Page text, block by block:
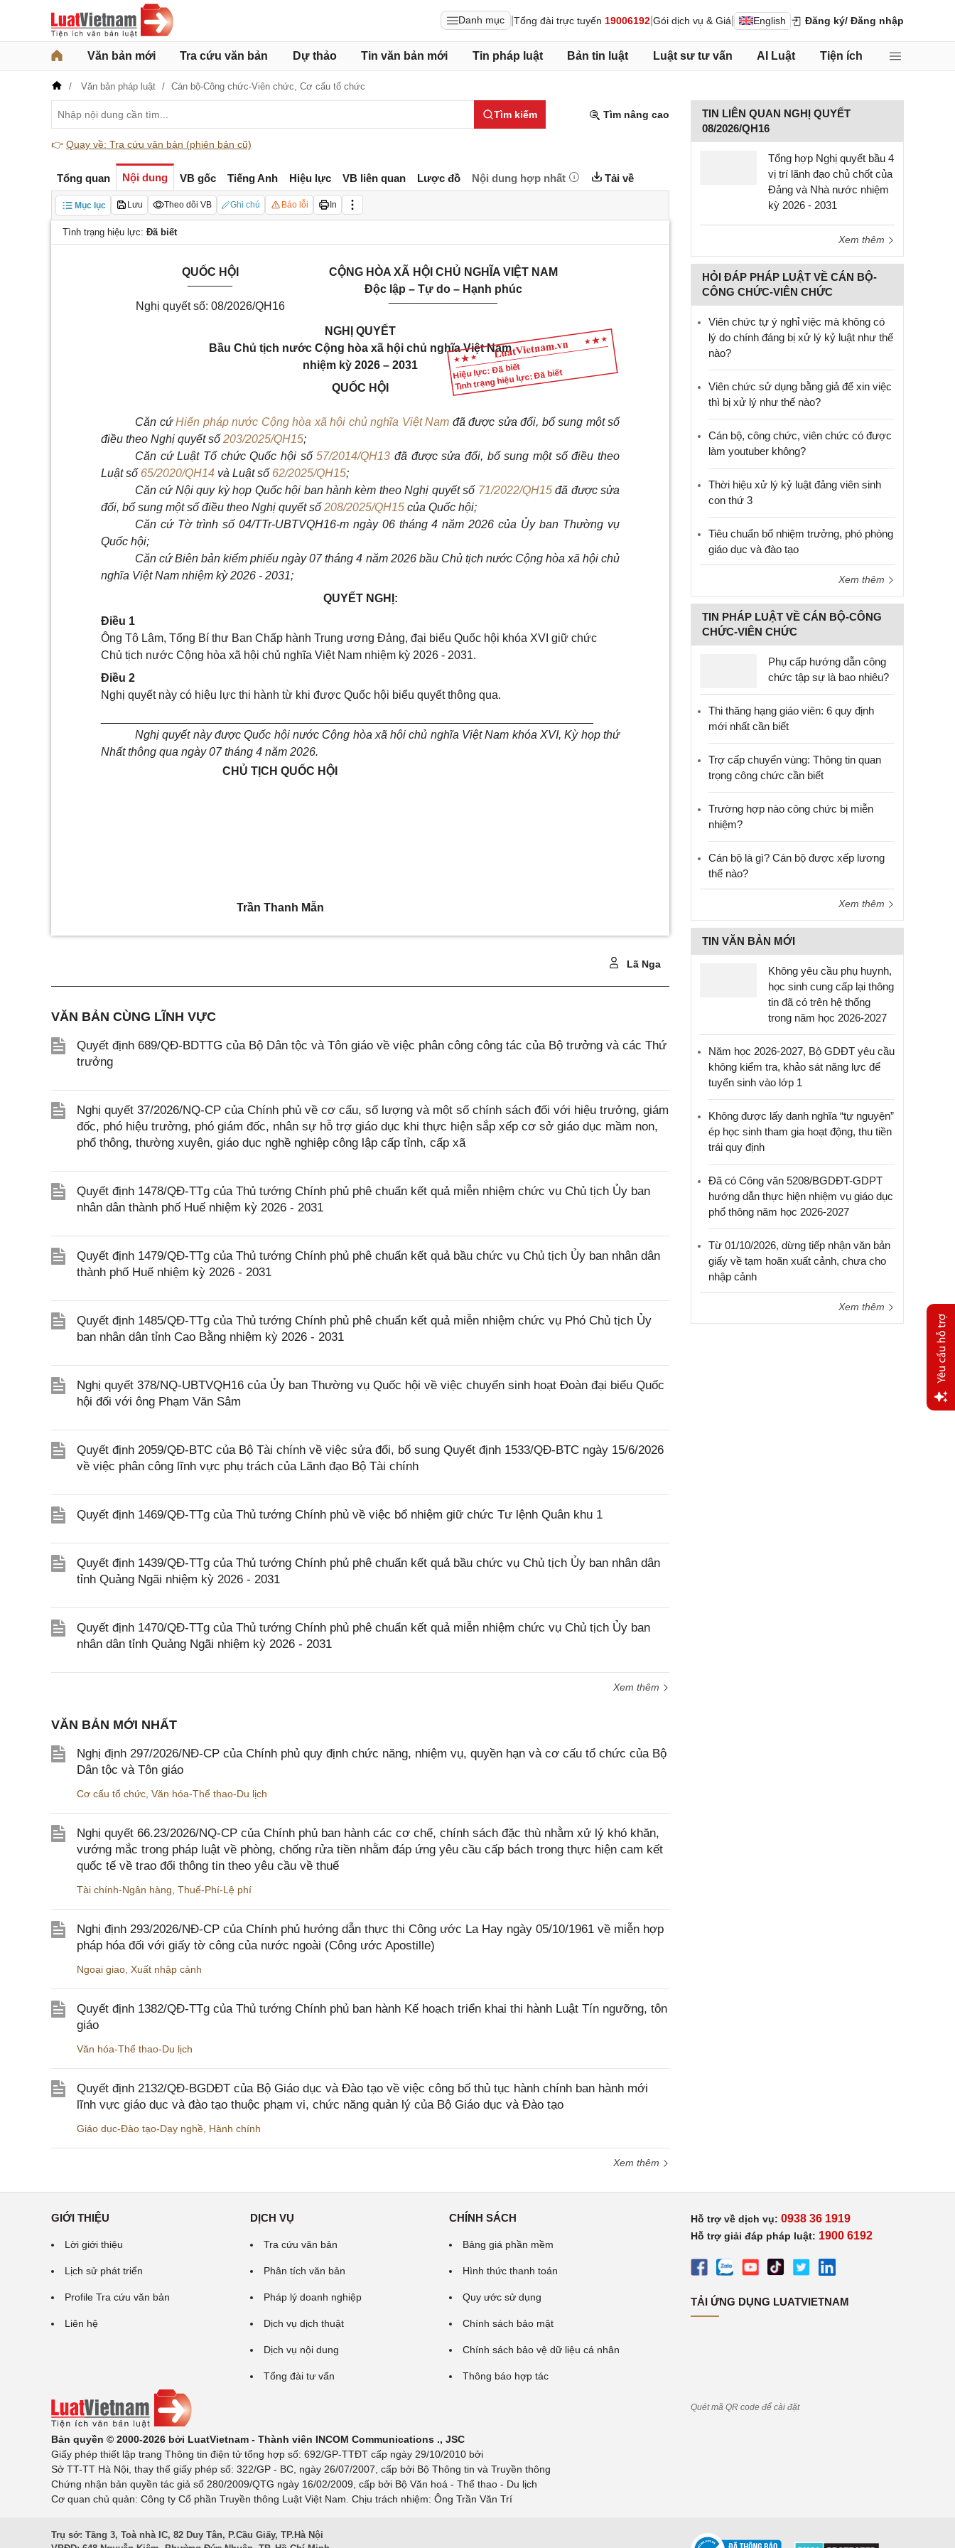
Danh mục Tổng đài trực tuyến 19006192 Gói dịch vụ & Giá English Đăng ký/ Đăng nhập
Văn bản mới Tra cứu văn bản Dự thảo Tin văn bản mới Tin pháp luật Bản tin luật Luật sư tư vấn AI Luật Tiện ích
Văn bản pháp luật Cán bộ-Công chức-Viên chức, Cơ cấu tổ chức
Tìm kiếm Tìm nâng cao
👉 Quay về: Tra cứu văn bản (phiên bản cũ)
Tổng quan Nội dung VB gốc Tiếng Anh Hiệu lực VB liên quan Lược đồ Nội dung hợp nhất Tải về
Mục lục Lưu Theo dõi VB Ghi chú Báo lỗi In
Tình trạng hiệu lực: Đã biết
Hiệu lực: Đã biết
Tình trạng hiệu lực: Đã biết
QUỐC HỘI
_______
Nghị quyết số: 08/2026/QH16
CỘNG HÒA XÃ HỘI CHỦ NGHĨA VIỆT NAM
Độc lập – Tự do – Hạnh phúc
_________________
NGHỊ QUYẾT
Bầu Chủ tịch nước Cộng hòa xã hội chủ nghĩa Việt Nam
nhiệm kỳ 2026 – 2031
QUỐC HỘI
Căn cứHiến pháp nước Cộng hòa xã hội chủ nghĩa Việt Nam đã được sửa đổi, bổ sung một số
điều theo Nghị quyết số 203/2025/QH15;
Căn cứ Luật Tổ chức Quốc hội số57/2014/QH13 đã được sửa đổi, bổ sung một số điều theo
Luật số 65/2020/QH14 và Luật số 62/2025/QH15;
Căn cứ Nội quy kỳ họp Quốc hội ban hành kèm theo Nghị quyết số 71/2022/QH15đã được sửa
đổi, bổ sung một số điều theo Nghị quyết số 208/2025/QH15 của Quốc hội;
Căn cứ Tờ trình số 04/TTr-UBTVQH16-m ngày 06 tháng 4 năm 2026 của Ủy ban Thường vụ
Quốc hội;
Căn cứ Biên bản kiểm phiếu ngày 07 tháng 4 năm 2026 bầu Chủ tịch nước Cộng hòa xã hội chủ
nghĩa Việt Nam nhiệm kỳ 2026 - 2031;
QUYẾT NGHỊ:
Điều 1
Ông Tô Lâm, Tổng Bí thư Ban Chấp hành Trung ương Đảng, đại biểu Quốc hội khóa XVI giữ chức
Chủ tịch nước Cộng hòa xã hội chủ nghĩa Việt Nam nhiệm kỳ 2026 - 2031.
Điều 2
Nghị quyết này có hiệu lực thi hành từ khi được Quốc hội biểu quyết thông qua.
Nghị quyết này được Quốc hội nước Cộng hòa xã hội chủ nghĩa Việt Nam khóa XVI, Kỳ họp thứ
Nhất thông qua ngày 07 tháng 4 năm 2026.
CHỦ TỊCH QUỐC HỘI
Trần Thanh Mẫn
Lã Nga
VĂN BẢN CÙNG LĨNH VỰC
Quyết định 689/QĐ-BDTTG của Bộ Dân tộc và Tôn giáo về việc phân công công tác của Bộ trưởng và các Thứ
trưởng
Nghị quyết 37/2026/NQ-CP của Chính phủ về cơ cấu, số lượng và một số chính sách đối với hiệu trưởng, giám
đốc, phó hiệu trưởng, phó giám đốc, nhân sự hỗ trợ giáo dục khi thực hiện sắp xếp cơ sở giáo dục mầm non,
phổ thông, thường xuyên, giáo dục nghề nghiệp công lập cấp tỉnh, cấp xã
Quyết định 1478/QĐ-TTg của Thủ tướng Chính phủ phê chuẩn kết quả miễn nhiệm chức vụ Chủ tịch Ủy ban
nhân dân thành phố Huế nhiệm kỳ 2026 - 2031
Quyết định 1479/QĐ-TTg của Thủ tướng Chính phủ phê chuẩn kết quả bầu chức vụ Chủ tịch Ủy ban nhân dân
thành phố Huế nhiệm kỳ 2026 - 2031
Quyết định 1485/QĐ-TTg của Thủ tướng Chính phủ phê chuẩn kết quả miễn nhiệm chức vụ Phó Chủ tịch Ủy
ban nhân dân tỉnh Cao Bằng nhiệm kỳ 2026 - 2031
Nghị quyết 378/NQ-UBTVQH16 của Ủy ban Thường vụ Quốc hội về việc chuyển sinh hoạt Đoàn đại biểu Quốc
hội đối với ông Phạm Văn Sâm
Quyết định 2059/QĐ-BTC của Bộ Tài chính về việc sửa đổi, bổ sung Quyết định 1533/QĐ-BTC ngày 15/6/2026
về việc phân công lĩnh vực phụ trách của Lãnh đạo Bộ Tài chính
Quyết định 1469/QĐ-TTg của Thủ tướng Chính phủ về việc bổ nhiệm giữ chức Tư lệnh Quân khu 1
Quyết định 1439/QĐ-TTg của Thủ tướng Chính phủ phê chuẩn kết quả bầu chức vụ Chủ tịch Ủy ban nhân dân
tỉnh Quảng Ngãi nhiệm kỳ 2026 - 2031
Quyết định 1470/QĐ-TTg của Thủ tướng Chính phủ phê chuẩn kết quả miễn nhiệm chức vụ Chủ tịch Ủy ban
nhân dân tỉnh Quảng Ngãi nhiệm kỳ 2026 - 2031
Xem thêm
VĂN BẢN MỚI NHẤT
Nghị định 297/2026/NĐ-CP của Chính phủ quy định chức năng, nhiệm vụ, quyền hạn và cơ cấu tổ chức của Bộ
Dân tộc và Tôn giáo
Cơ cấu tổ chức Văn hóa-Thể thao-Du lịch
Nghị quyết 66.23/2026/NQ-CP của Chính phủ ban hành các cơ chế, chính sách đặc thù nhằm xử lý khó khăn,
vướng mắc trong pháp luật về phòng, chống rửa tiền nhằm đáp ứng yêu cầu cấp bách trong thực hiện cam kết
quốc tế về trao đổi thông tin theo yêu cầu về thuế
Tài chính-Ngân hàng Thuế-Phí-Lệ phí
Nghị định 293/2026/NĐ-CP của Chính phủ hướng dẫn thực thi Công ước La Hay ngày 05/10/1961 về miễn hợp
pháp hóa đối với giấy tờ công của nước ngoài (Công ước Apostille)
Ngoại giao Xuất nhập cảnh
Quyết định 1382/QĐ-TTg của Thủ tướng Chính phủ ban hành Kế hoạch triển khai thi hành Luật Tín ngưỡng, tôn
giáo
Văn hóa-Thể thao-Du lịch
Quyết định 2132/QĐ-BGDĐT của Bộ Giáo dục và Đào tạo về việc công bố thủ tục hành chính ban hành mới
lĩnh vực giáo dục và đào tạo thuộc phạm vi, chức năng quản lý của Bộ Giáo dục và Đào tạo
Giáo dục-Đào tạo-Dạy nghề Hành chính
Xem thêm
TIN LIÊN QUAN NGHỊ QUYẾT
08/2026/QH16
Tổng hợp Nghị quyết bầu 4
vị trí lãnh đạo chủ chốt của
Đảng và Nhà nước nhiệm
kỳ 2026 - 2031
Xem thêm
HỎI ĐÁP PHÁP LUẬT VỀ CÁN BỘ-
CÔNG CHỨC-VIÊN CHỨC
Viên chức tự ý nghỉ việc mà không có
lý do chính đáng bị xử lý kỷ luật như thế
nào?
Viên chức sử dụng bằng giả để xin việc
thì bị xử lý như thế nào?
Cán bộ, công chức, viên chức có được
làm youtuber không?
Thời hiệu xử lý kỷ luật đảng viên sinh
con thứ 3
Tiêu chuẩn bổ nhiệm trưởng, phó phòng
giáo dục và đào tạo
Xem thêm
TIN PHÁP LUẬT VỀ CÁN BỘ-CÔNG
CHỨC-VIÊN CHỨC
Phụ cấp hướng dẫn công
chức tập sự là bao nhiêu?
Thi thăng hạng giáo viên: 6 quy định
mới nhất cần biết
Trợ cấp chuyển vùng: Thông tin quan
trọng công chức cần biết
Trường hợp nào công chức bị miễn
nhiệm?
Cán bộ là gì? Cán bộ được xếp lương
thế nào?
Xem thêm
TIN VĂN BẢN MỚI
Không yêu cầu phụ huynh,
học sinh cung cấp lại thông
tin đã có trên hệ thống
trong năm học 2026-2027
Năm học 2026-2027, Bộ GDĐT yêu cầu
không kiểm tra, khảo sát năng lực để
tuyển sinh vào lớp 1
Không được lấy danh nghĩa “tự nguyện”
ép học sinh tham gia hoạt động, thu tiền
trái quy định
Đã có Công văn 5208/BGDĐT-GDPT
hướng dẫn thực hiện nhiệm vụ giáo dục
phổ thông năm học 2026-2027
Từ 01/10/2026, dừng tiếp nhận văn bản
giấy về tạm hoãn xuất cảnh, chưa cho
nhập cảnh
Xem thêm
GIỚI THIỆU
Lời giới thiệu
Lịch sử phát triển
Profile Tra cứu văn bản
Liên hệ
DỊCH VỤ
Tra cứu văn bản
Phân tích văn bản
Pháp lý doanh nghiệp
Dịch vụ dịch thuật
Dịch vụ nội dung
Tổng đài tư vấn
CHÍNH SÁCH
Bảng giá phần mềm
Hình thức thanh toán
Quy ước sử dụng
Chính sách bảo mật
Chính sách bảo vệ dữ liệu cá nhân
Thông báo hợp tác
Bản quyền © 2000-2026 bởi LuatVietnam - Thành viên INCOM Communications ., JSC
Giấy phép thiết lập trang Thông tin điện tử tổng hợp số: 692/GP-TTĐT cấp ngày 29/10/2010 bởi
Sở TT-TT Hà Nội, thay thế giấy phép số: 322/GP - BC, ngày 26/07/2007, cấp bởi Bộ Thông tin và Truyền thông
Chứng nhận bản quyền tác giả số 280/2009/QTG ngày 16/02/2009, cấp bởi Bộ Văn hoá - Thể thao - Du lịch
Cơ quan chủ quản: Công ty Cổ phần Truyền thông Luật Việt Nam. Chịu trách nhiệm: Ông Trần Văn Trí
Hỗ trợ về dịch vụ: 0938 36 1919
Hỗ trợ giải đáp pháp luật: 1900 6192
TẢI ỨNG DỤNG LUATVIETNAM
Quét mã QR code để cài đặt
Trụ sở: Tầng 3, Toà nhà IC, 82 Duy Tân, P.Cầu Giấy, TP.Hà Nội